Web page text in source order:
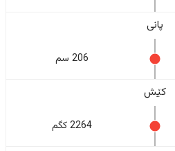
پانی
206 سم
کێش
2264 کگم